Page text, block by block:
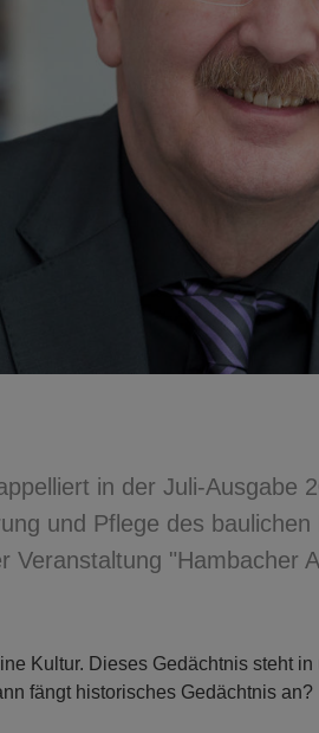
in der Juli-Ausgabe
und Pflege des
Veranstaltung "Hambacher
Kultur. Dieses Gedächtnis steht
fängt historisches Gedächtnis an?